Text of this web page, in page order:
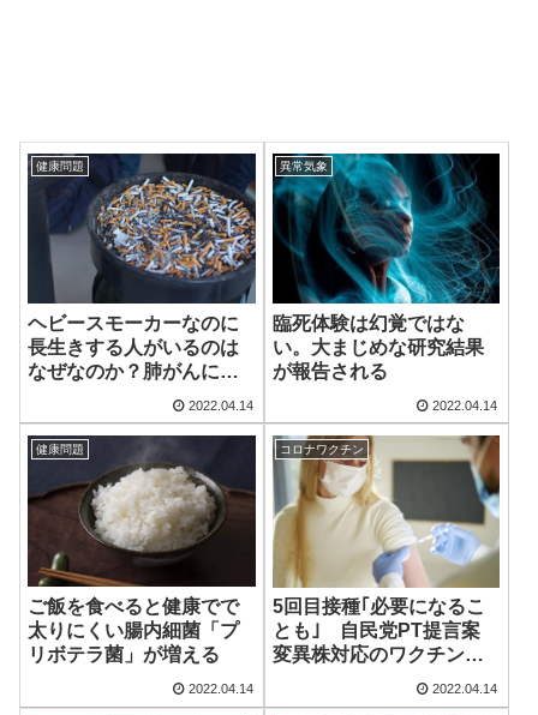
健康問題
ヘビースモーカーなのに
長生きする人がいるのは
なぜなのか？肺がんに対
する防御が備わっている￼
2022.04.14
異常気象
臨死体験は幻覚ではな
い。大まじめな研究結果
が報告される
2022.04.14
健康問題
ご飯を食べると健康でで
太りにくい腸内細菌「プ
リボテラ菌」が増える
2022.04.14
コロナワクチン
5回目接種｢必要になるこ
とも｣ 自民党PT提言案
変異株対応のワクチン確
2022.04.14